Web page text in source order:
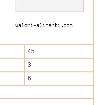
45
3
6